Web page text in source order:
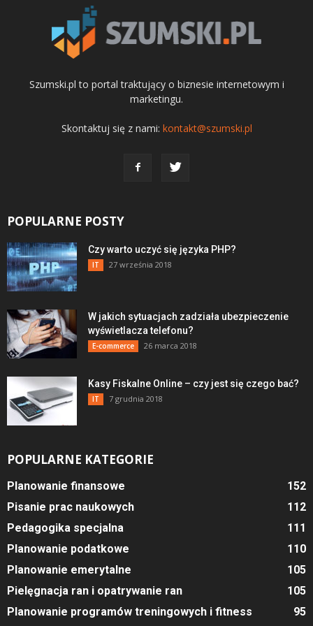
Szumski.pl to portal traktujący o biznesie internetowym i
marketingu.
Skontaktuj się z nami: kontakt@szumski.pl
POPULARNE POSTY
Czy warto uczyć się języka PHP?
IT 27 września 2018
W jakich sytuacjach zadziała ubezpieczenie
wyświetlacza telefonu?
E-commerce 26 marca 2018
Kasy Fiskalne Online – czy jest się czego bać?
IT 7 grudnia 2018
POPULARNE KATEGORIE
Planowanie finansowe
152
Pisanie prac naukowych
112
Pedagogika specjalna
111
Planowanie podatkowe
110
Planowanie emerytalne
105
Pielęgnacja ran i opatrywanie ran
105
Planowanie programów treningowych i fitness
95